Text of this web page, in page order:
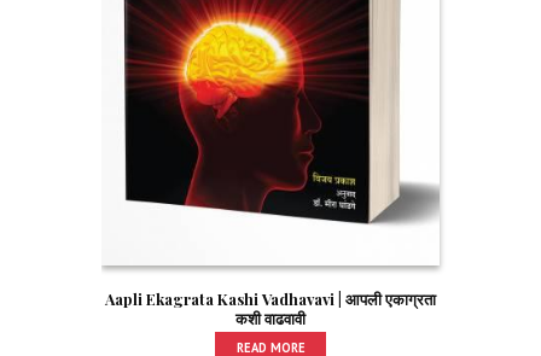
Aapli Ekagrata Kashi Vadhavavi | आपली एकाग्रता
कशी वाढवावी
READ MORE